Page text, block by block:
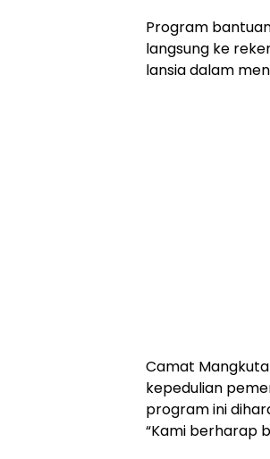
Program
langsung ke
lansia dalam
Camat
kepedulian
program ini
“Kami berharap